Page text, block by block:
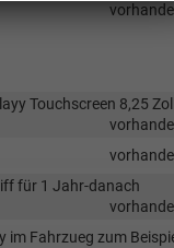
Touchscreen 8,25
für 1 Jahr-danach
im Fahrzueg zum